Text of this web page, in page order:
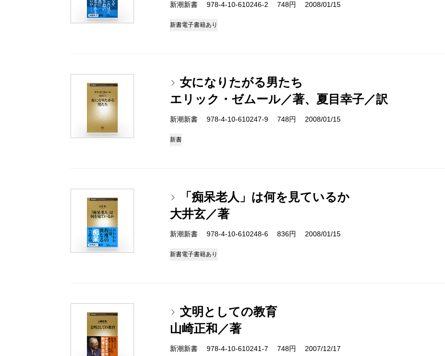
新潮新書 978-4-10-610246-2 748円 2008/01/15
新書電子書籍あり
女になりたがる男たち
エリック・ゼムール／著、夏目幸子／訳
新潮新書 978-4-10-610247-9 748円 2008/01/15
新書
「痴呆老人」は何を見ているか
大井玄／著
新潮新書 978-4-10-610248-6 836円 2008/01/15
新書電子書籍あり
文明としての教育
山崎正和／著
新潮新書 978-4-10-610241-7 748円 2007/12/17